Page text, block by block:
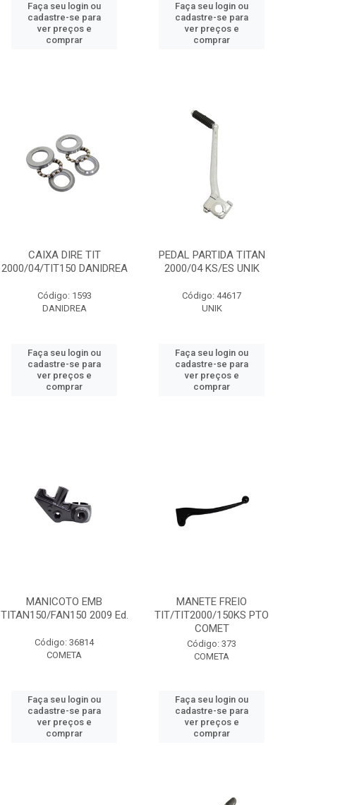
Faça seu login ou
cadastre-se para
ver preços e
comprar
Faça seu login ou
cadastre-se para
ver preços e
comprar
CAIXA DIRE TIT
2000/04/TIT150 DANIDREA
Código: 1593
DANIDREA
Faça seu login ou
cadastre-se para
ver preços e
comprar
PEDAL PARTIDA TITAN
2000/04 KS/ES UNIK
Código: 44617
UNIK
Faça seu login ou
cadastre-se para
ver preços e
comprar
MANICOTO EMB
TITAN150/FAN150 2009 Ed.
Código: 36814
COMETA
Faça seu login ou
cadastre-se para
ver preços e
comprar
MANETE FREIO
TIT/TIT2000/150KS PTO
COMET
Código: 373
COMETA
Faça seu login ou
cadastre-se para
ver preços e
comprar